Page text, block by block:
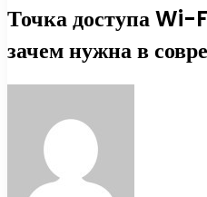
Точка доступа Wi-
зачем нужна в